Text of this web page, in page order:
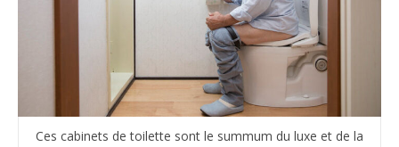
Ces cabinets de toilette sont le summum du luxe et de la